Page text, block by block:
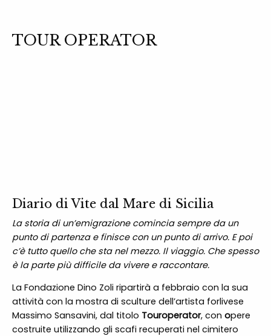
TOUR OPERATOR
Diario di Vite dal Mare di Sicilia
La storia di un’emigrazione comincia sempre da un
punto di partenza e finisce con un punto di arrivo. E poi
c’è tutto quello che sta nel mezzo. Il viaggio. Che spesso
è la parte più difficile da vivere e raccontare.
La Fondazione Dino Zoli ripartirà a febbraio con la sua
attività con la mostra di sculture dell’artista forlivese
Massimo Sansavini, dal titolo Touroperator, con opere
costruite utilizzando gli scafi recuperati nel cimitero